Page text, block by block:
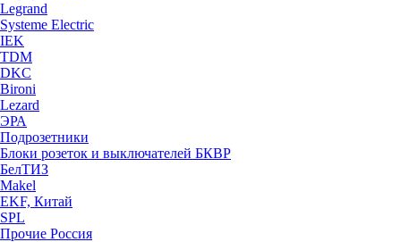
Legrand
Systeme Electric
IEK
TDM
DKC
Bironi
Lezard
ЭРА
Подрозетники
Блоки розеток и выключателей БКВР
БелТИЗ
Makel
EKF, Китай
SPL
Прочие Россия